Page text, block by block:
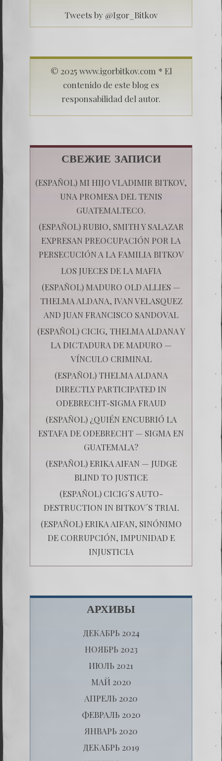
Tweets by @Igor_Bitkov
© 2025 www.igorbitkov.com * El
contenido de este blog es
responsabilidad del autor.
СВЕЖИЕ ЗАПИСИ
(ESPAÑOL) MI HIJO VLADIMIR BITKOV,
UNA PROMESA DEL TENIS
GUATEMALTECO.
(ESPAÑOL) RUBIO, SMITH Y SALAZAR
EXPRESAN PREOCUPACIÓN POR LA
PERSECUCIÓN A LA FAMILIA BITKOV
LOS JUECES DE LA MAFIA
(ESPAÑOL) MADURO OLD ALLIES —
THELMA ALDANA, IVAN VELASQUEZ
AND JUAN FRANCISCO SANDOVAL
(ESPAÑOL) CICIG, THELMA ALDANA Y
LA DICTADURA DE MADURO —
VÍNCULO CRIMINAL
(ESPAÑOL) THELMA ALDANA
DIRECTLY PARTICIPATED IN
ODEBRECHT-SIGMA FRAUD
(ESPAÑOL) ¿QUIÉN ENCUBRIÓ LA
ESTAFA DE ODEBRECHT — SIGMA EN
GUATEMALA?
(ESPAÑOL) ERIKA AIFAN — JUDGE
BLIND TO JUSTICE
(ESPAÑOL) CICIG´S AUTO-
DESTRUCTION IN BITKOV´S TRIAL
(ESPAÑOL) ERIKA AIFAN, SINÓNIMO
DE CORRUPCIÓN, IMPUNIDAD E
INJUSTICIA
АРХИВЫ
ДЕКАБРЬ 2024
НОЯБРЬ 2023
ИЮЛЬ 2021
МАЙ 2020
АПРЕЛЬ 2020
ФЕВРАЛЬ 2020
ЯНВАРЬ 2020
ДЕКАБРЬ 2019